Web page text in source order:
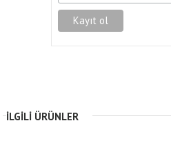
İLGILI ÜRÜNLER